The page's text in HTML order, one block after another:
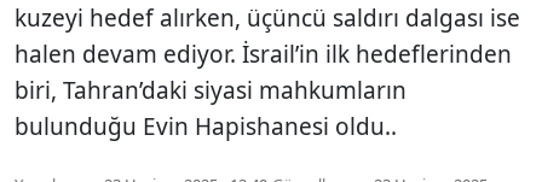
kuzeyi hedef alırken, üçüncü saldırı dalgası ise
halen devam ediyor. İsrail’in ilk hedeflerinden
biri, Tahran’daki siyasi mahkumların
bulunduğu Evin Hapishanesi oldu..